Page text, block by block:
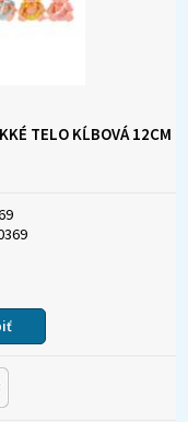
TELO KĹBOVÁ 12CM